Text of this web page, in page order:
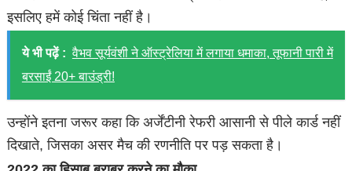
इसलिए हमें कोई चिंता नहीं है।
ये भी पढ़ें : वैभव सूर्यवंशी ने ऑस्ट्रेलिया में लगाया धमाका, तूफानी पारी में
बरसाईं 20+ बाउंड्री!
उन्होंने इतना जरूर कहा कि अर्जेंटीनी रेफरी आसानी से पीले कार्ड नहीं
दिखाते, जिसका असर मैच की रणनीति पर पड़ सकता है।